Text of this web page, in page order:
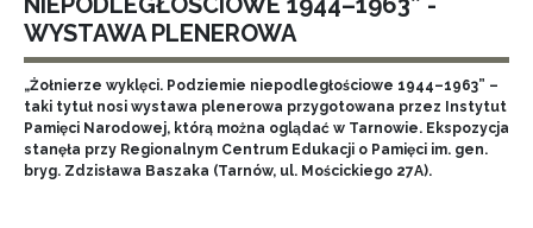
WYSTAWA PLENEROWA
„Żołnierze wyklęci. Podziemie niepodległościowe 1944–1963” –
taki tytuł nosi wystawa plenerowa przygotowana przez Instytut
Pamięci Narodowej, którą można oglądać w Tarnowie. Ekspozycja
stanęła przy Regionalnym Centrum Edukacji o Pamięci im. gen.
bryg. Zdzisława Baszaka (Tarnów, ul. Mościckiego 27A).